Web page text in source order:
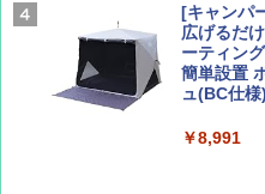
BE-PAL(
SOTO ミ
￥1,500
新しい日
解く (講談
￥1,540
[キャンパ
広げるだ
ーティン
簡単設置
ュ(BC仕
￥8,991